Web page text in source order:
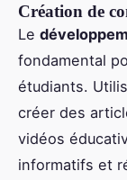
Création de
Le
fondamental
étudiants.
créer des
vidéos
informatifs et